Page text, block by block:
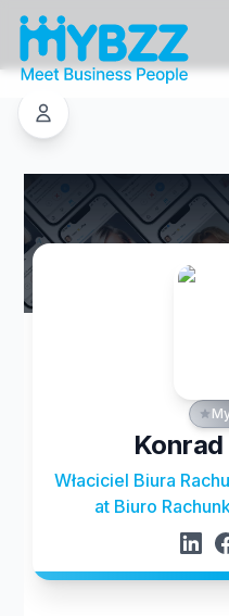
Właciciel Biura
at Biuro